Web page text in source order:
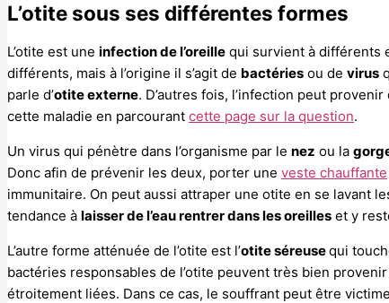
L’otite sous ses différentes formes
L’otite est une infection de l’oreille qui survient à différents
différents, mais à l’origine il s’agit de bactéries ou de virus
parle d’otite externe. D’autres fois, l’infection peut provenir
cette maladie en parcourant cette page sur la question.
Un virus qui pénètre dans l’organisme par le nez ou la
Donc afin de prévenir les deux, porter une veste chauffante
immunitaire. On peut aussi attraper une otite en se lavant
tendance à laisser de l’eau rentrer dans les oreilles et y
L’autre forme atténuée de l’otite est l’otite séreusequi
bactéries responsables de l’otite peuvent très bien
étroitement liées. Dans ce cas, le souffrant peut être victime